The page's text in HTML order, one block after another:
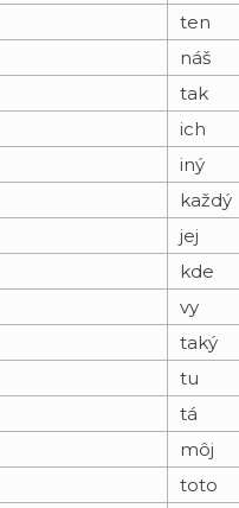
ten
náš
tak
ich
iný
každý
jej
kde
vy
taký
tu
tá
môj
toto